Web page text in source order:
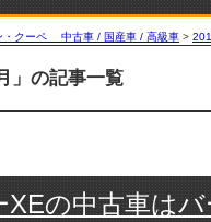
・クーペ 中古車 / 国産車 / 高級車 >
」の記事一覧
XEの中古車は